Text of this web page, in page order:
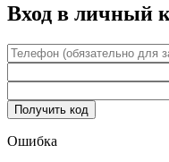
Вход в личный
Ошибка